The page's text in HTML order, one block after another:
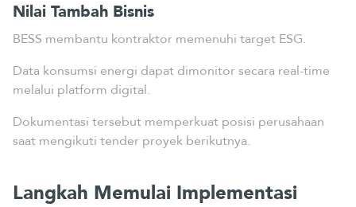
Nilai Tambah Bisnis
BESS membantu kontraktor memenuhi target ESG.
Data konsumsi energi dapat dimonitor secara real-time
melalui platform digital.
Dokumentasi tersebut memperkuat posisi perusahaan
saat mengikuti tender proyek berikutnya.
Langkah Memulai Implementasi